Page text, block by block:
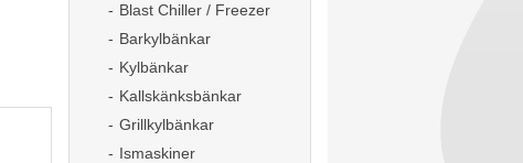
Blast Chiller / Freezer
Barkylbänkar
Kylbänkar
Kallskänksbänkar
Grillkylbänkar
Ismaskiner